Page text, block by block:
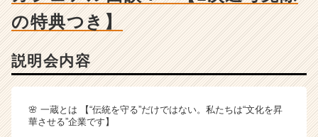
ト
イ
の特典つき】
説明会内容
🌸 一蔵とは 【“伝統を守る”だけではない。私たちは“文化を昇
華させる”企業です】